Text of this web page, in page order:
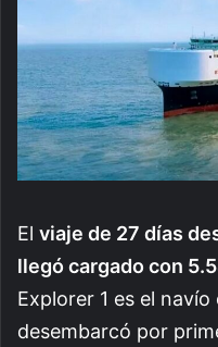
El viaje de 27 días
llegó cargado con
Explorer 1 es el
desembarcó por